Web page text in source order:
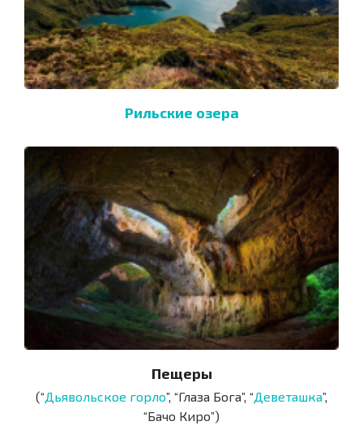
Рильские озера
Пещеры
(“Дьявольское горло”, “Глаза Бога”, “Деветашка”,
“Бачо Киро”)